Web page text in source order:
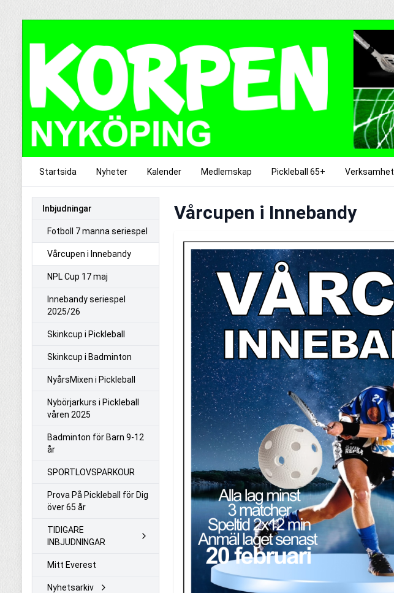
Startsida Nyheter Kalender Medlemskap Pickleball 65+ Verksamhet
Inbjudningar
Fotboll 7 manna seriespel
Vårcupen i Innebandy
NPL Cup 17 maj
Innebandy seriespel
2025/26
Skinkcup i Pickleball
Skinkcup i Badminton
NyårsMixen i Pickleball
Nybörjarkurs i Pickleball
våren 2025
Badminton för Barn 9-12
år
SPORTLOVSPARKOUR
Prova På Pickleball för Dig
över 65 år
TIDIGARE
INBJUDNINGAR
Mitt Everest
Nyhetsarkiv
Vårcupen i Innebandy